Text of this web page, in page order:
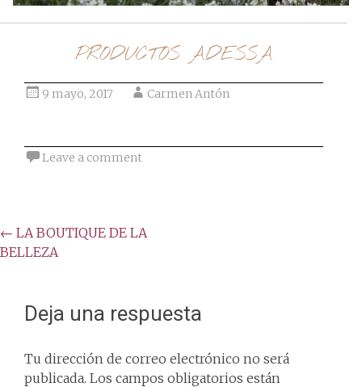
PRODUCTOS ADESSA
9 mayo, 2017 Carmen Antón
Leave a comment
Post
navigation
← LA BOUTIQUE DE LA
BELLEZA
Deja una respuesta
Tu dirección de correo electrónico no será
publicada. Los campos obligatorios están